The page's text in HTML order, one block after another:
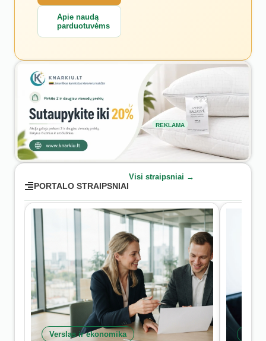
Apie naudą
parduotuvėms
REKLAMA
PORTALO STRAIPSNIAI
Visi straipsniai →
Verslas ir ekonomika